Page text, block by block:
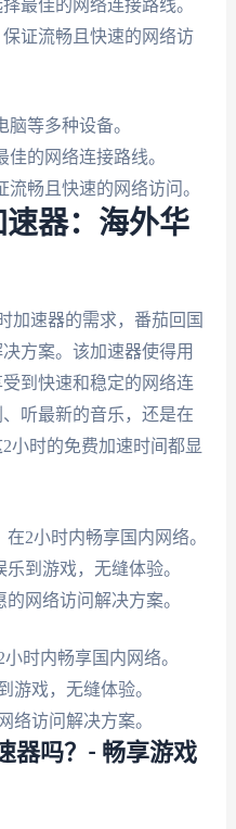
最佳的网络连接路线。
证流畅且快速的网络访
等多种设备。
的网络连接路线。
畅且快速的网络访问。
器：海外华
加速器的需求，番茄回国
方案。该加速器使得用
到快速和稳定的网络连
听最新的音乐，还是在
小时的免费加速时间都显
2小时内畅享国内网络。
到游戏，无缝体验。
网络访问解决方案。
时内畅享国内网络。
游戏，无缝体验。
络访问解决方案。
器吗？- 畅享游戏